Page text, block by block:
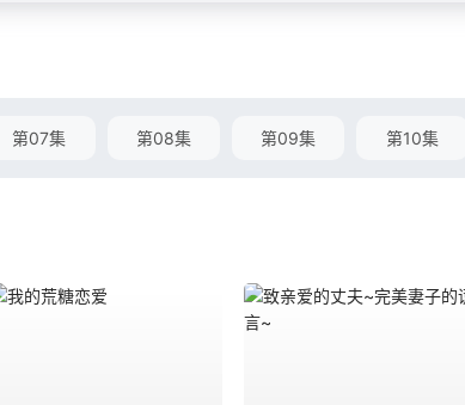
第07集 第08集 第09集 第10集